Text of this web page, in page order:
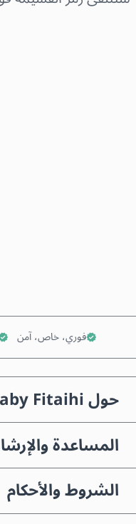
فوري، خاص، آمن
حول Fitaihi & Baby Fitaihi
المساعدة
الشروط والأحكام